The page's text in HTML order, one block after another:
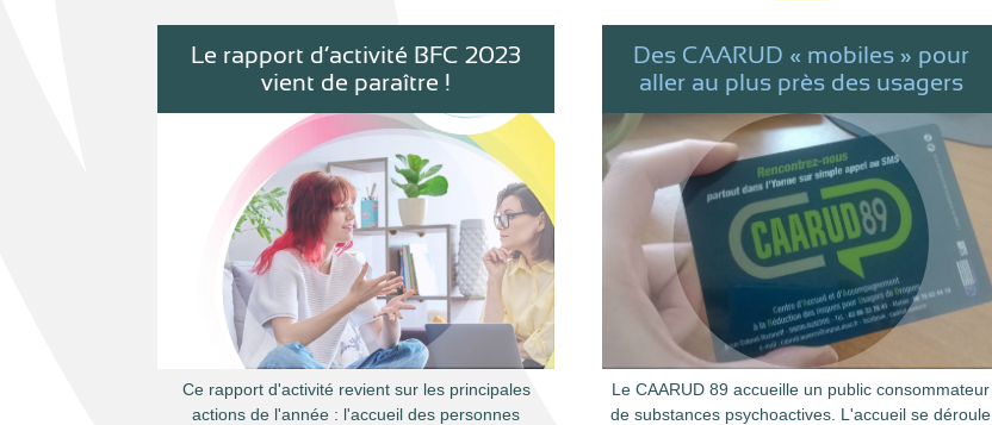
Le rapport d’activité BFC 2023
vient de paraître !
Ce rapport d'activité revient sur les principales
actions de l'année : l'accueil des personnes
Des CAARUD « mobiles » pour
aller au plus près des usagers
Le CAARUD 89 accueille un public consommateur
de substances psychoactives. L'accueil se déroule